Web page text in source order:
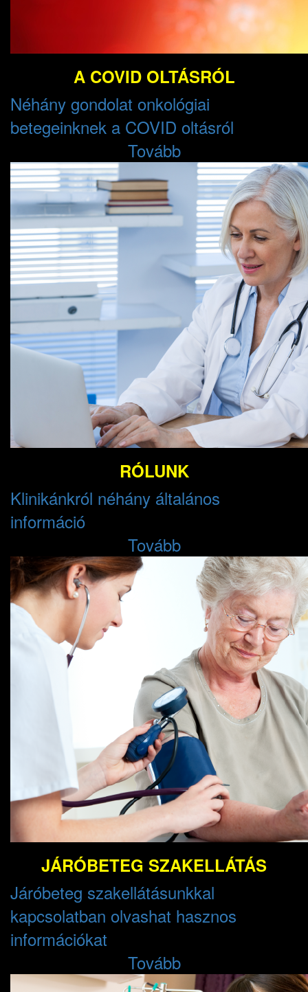
A COVID OLTÁSRÓL
Néhány gondolat onkológiai
betegeinknek a COVID oltásról
Tovább
RÓLUNK
Klinikánkról néhány általános
információ
Tovább
JÁRÓBETEG SZAKELLÁTÁS
Járóbeteg szakellátásunkkal
kapcsolatban olvashat hasznos
információkat
Tovább